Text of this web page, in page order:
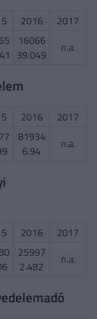
2016
2017
16066
39.049
n.a.
2016
2017
81934
6.94
n.a.
2016
2017
25997
2.482
n.a.